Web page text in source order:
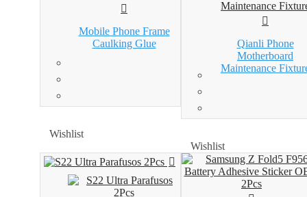
Mobile Phone Frame
Caulking Glue
Wishlist
Qianli Phone
Motherboard
Maintenance
Wishlist